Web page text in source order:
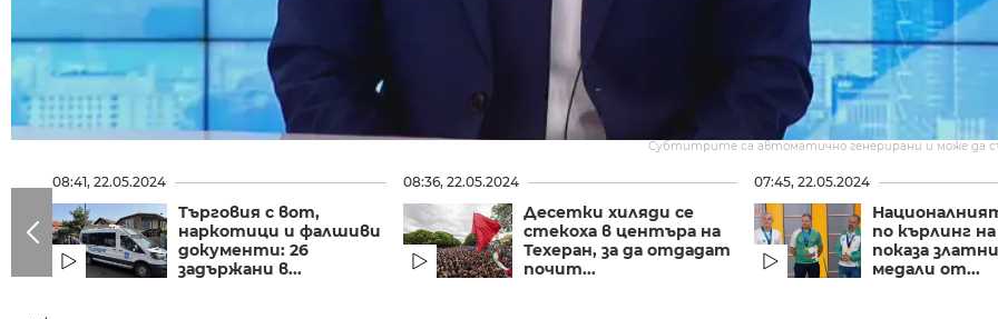
Субтитрите са автоматично генерирани и може да
08:41, 22.05.2024
Търговия с вот,
наркотици и фалшиви
документи: 26
задържани в...
08:36, 22.05.2024
Десетки хиляди се
стекоха в центъра на
Техеран, за да отдадат
почит...
07:45, 22.05.2024
по кърлинг
показа
медали от...